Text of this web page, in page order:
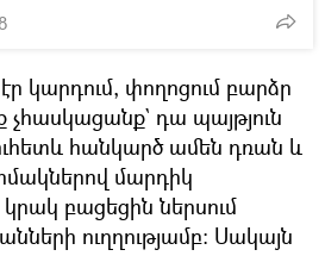
կարդում, փողոցում բարձր
չհասկացանք` դա պայթյուն
հանկարծ ամեն դռան և
մարդիկ
բացեցին ներսում
ուղղությամբ։ Սակայն